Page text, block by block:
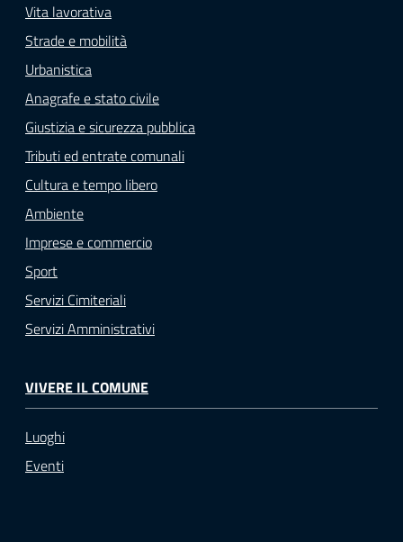
Vita lavorativa
Strade e mobilità
Urbanistica
Anagrafe e stato civile
Giustizia e sicurezza pubblica
Tributi ed entrate comunali
Cultura e tempo libero
Ambiente
Imprese e commercio
Sport
Servizi Cimiteriali
Servizi Amministrativi
VIVERE IL COMUNE
Luoghi
Eventi